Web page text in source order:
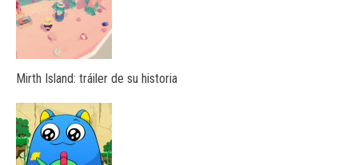
Mirth Island: tráiler de su historia